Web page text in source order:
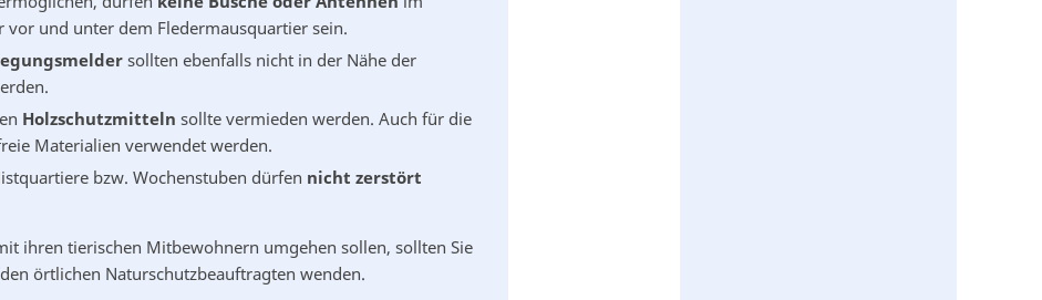
vor und unter dem Fledermausquartier sein.
sollten ebenfalls nicht in der Nähe der
Holzschutzmitteln sollte vermieden werden. Auch für die
Materialien verwendet werden.
bzw. Wochenstuben dürfen nicht zerstört
ihren tierischen Mitbewohnern umgehen sollen, sollten Sie
örtlichen Naturschutzbeauftragten wenden.